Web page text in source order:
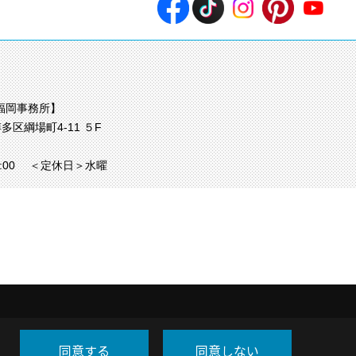
岡事務所】
多区綱場町4-11 ５F
＜定休日＞水曜
同意する 同意しない